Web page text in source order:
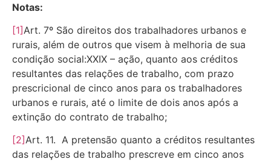
Notas:
[1]Art. 7º São direitos dos trabalhadores urbanos e
rurais, além de outros que visem à melhoria de sua
condição social:XXIX – ação, quanto aos créditos
resultantes das relações de trabalho, com prazo
prescricional de cinco anos para os trabalhadores
urbanos e rurais, até o limite de dois anos após a
extinção do contrato de trabalho;
[2]Art. 11. A pretensão quanto a créditos resultantes
das relações de trabalho prescreve em cinco anos